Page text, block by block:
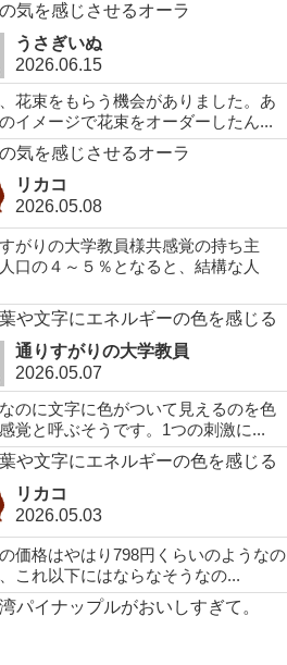
気を感じさせるオーラ
うさぎいぬ
2026.06.15
花束をもらう機会がありました。あ
イメージで花束をオーダーしたん...
気を感じさせるオーラ
リカコ
2026.05.08
がりの大学教員様共感覚の持ち主
口の４～５％となると、結構な人
や文字にエネルギーの色を感じる
通りすがりの大学教員
2026.05.07
のに文字に色がついて見えるのを色
覚と呼ぶそうです。1つの刺激に...
や文字にエネルギーの色を感じる
リカコ
2026.05.03
価格はやはり798円くらいのようなの
これ以下にはならなそうなの...
パイナップルがおいしすぎて。